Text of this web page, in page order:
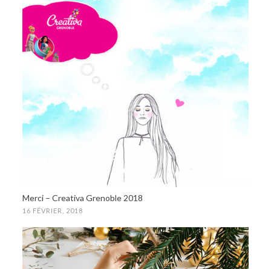
Merci – Creativa Grenoble 2018
16 FÉVRIER, 2018